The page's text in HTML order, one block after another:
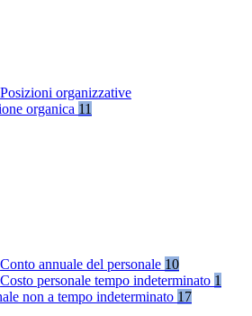
Posizioni organizzative
organica 11
Conto annuale del personale 10
Costo personale tempo indeterminato 1
non a tempo indeterminato 17